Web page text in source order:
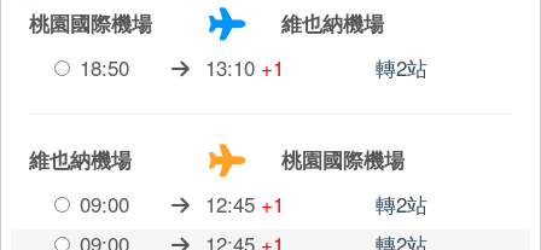
桃園國際機場
維也納機場
18:50
13:10 +1 轉2站
維也納機場
桃園國際機場
09:00
12:45 +1
轉2站
09:00
12:45 +1 轉2站